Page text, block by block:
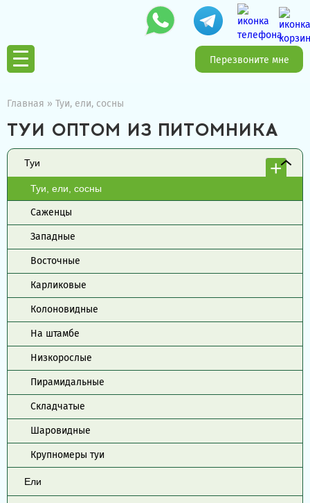
Перезвоните мне
Главная » Туи, ели, сосны
ТУИ ОПТОМ ИЗ ПИТОМНИКА
Туи
Туи, ели, сосны
Саженцы
Западные
Восточные
Карликовые
Колоновидные
На штамбе
Низкорослые
Пирамидальные
Складчатые
Шаровидные
Крупномеры туи
Ели